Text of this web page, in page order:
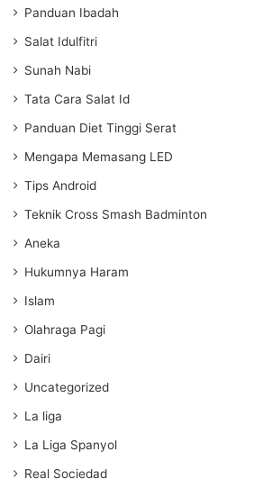
Panduan Ibadah
Salat Idulfitri
Sunah Nabi
Tata Cara Salat Id
Panduan Diet Tinggi Serat
Mengapa Memasang LED
Tips Android
Teknik Cross Smash Badminton
Aneka
Hukumnya Haram
Islam
Olahraga Pagi
Dairi
Uncategorized
La liga
La Liga Spanyol
Real Sociedad